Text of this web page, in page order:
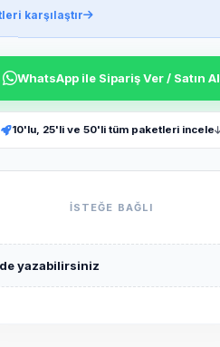
karşılaştır
WhatsApp ile Sipariş Ver / Satın Al
10'lu, 25'li ve 50'li tüm paketleri incele
ISTEĞE BAĞLI
yazabilirsiniz